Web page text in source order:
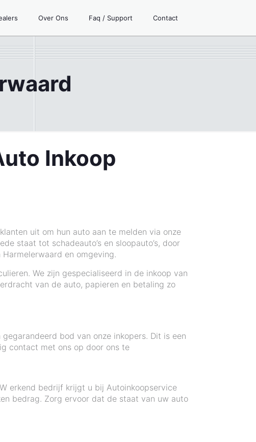
Over Ons Faq / Support Contact
Inkoop
uit om hun auto aan te melden via onze
staat tot schadeauto’s en sloopauto’s, door
en omgeving.
We zijn gespecialiseerd in de inkoop van
van de auto, papieren en betaling zo
bod van onze inkopers. Dit is een
contact met ons op door ons te
erkend bedrijf krijgt u bij Autoinkoopservice
bedrag. Zorg ervoor dat de staat van uw auto